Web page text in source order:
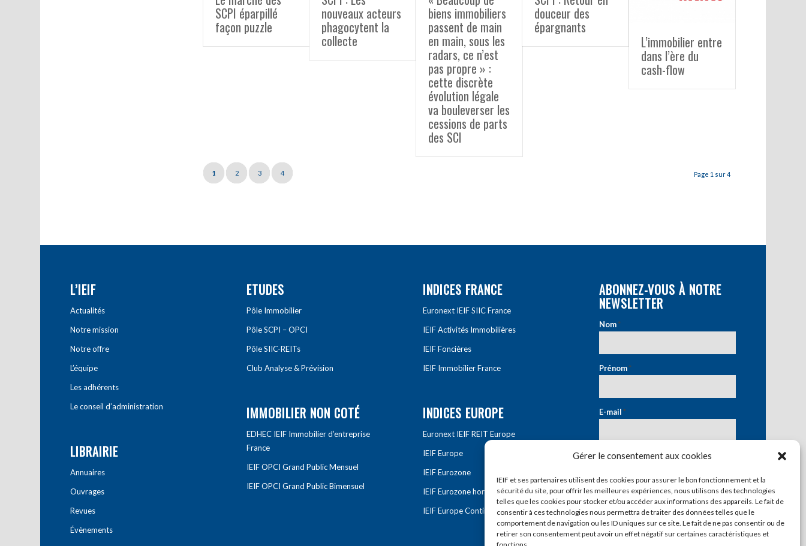
Gérer le consentement aux cookies
IEIF et ses partenaires utilisent des cookies pour assurer le bon fonctionnement et la
sécurité du site, pour offrir les meilleures expériences, nous utilisons des technologies
telles que les cookies pour stocker et/ou accéder aux informations des appareils. Le fait de
consentir à ces technologies nous permettra de traiter des données telles que le
comportement de navigation ou les ID uniques sur ce site. Le fait de ne pas consentir ou de
retirer son consentement peut avoir un effet négatif sur certaines caractéristiques et
SCPI éparpillé
façon puzzle
nouveaux acteurs
phagocytent la
collecte
biens immobiliers
passent de main
en main, sous les
radars, ce n’est
pas propre » :
cette discrète
évolution légale
va bouleverser les
cessions de parts
des SCI
douceur des
épargnants
L’immobilier entre
dans l’ère du
cash-flow
Page 1 sur 4
1 2 3 4
L’IEIF
Actualités
Notre mission
Notre offre
L’équipe
Les adhérents
Le conseil d’administration
LIBRAIRIE
Annuaires
Ouvrages
Revues
Évènements
ETUDES
Pôle Immobilier
Pôle SCPI – OPCI
Pôle SIIC-REITs
Club Analyse & Prévision
IMMOBILIER NON COTÉ
EDHEC IEIF Immobilier d’entreprise
France
IEIF OPCI Grand Public Mensuel
IEIF OPCI Grand Public Bimensuel
INDICES FRANCE
Euronext IEIF SIIC France
IEIF Activités Immobilières
IEIF Foncières
IEIF Immobilier France
INDICES EUROPE
Euronext IEIF REIT Europe
IEIF Europe
IEIF Eurozone
IEIF Eurozone hors France
IEIF Europe Continentale
ABONNEZ-VOUS À NOTRE
NEWSLETTER
Nom*
Prénom*
E-mail*